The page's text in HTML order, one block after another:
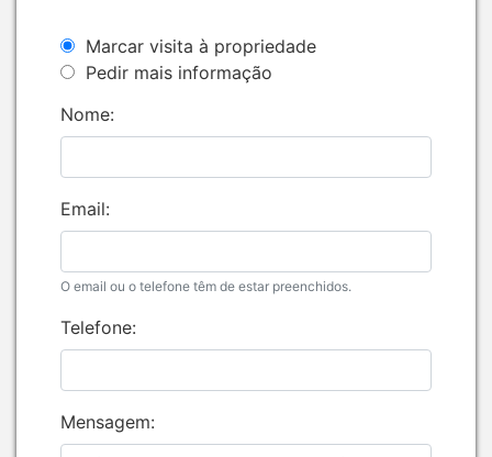
Marcar visita à propriedade
Pedir mais informação
Nome:
Email:
O email ou o telefone têm de estar preenchidos.
Telefone:
Mensagem: